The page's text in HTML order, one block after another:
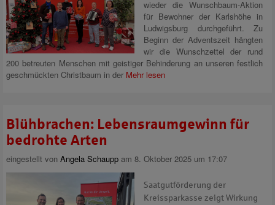
wieder die Wunschbaum‑Aktion
für Bewohner der Karlshöhe in
Ludwigsburg durchgeführt. Zu
Beginn der Adventszeit hängten
wir die Wunschzettel der rund
200 betreuten Menschen mit geistiger Behinderung an unseren festlich
geschmückten Christbaum in der Mehr lesen
Blühbrachen: Lebensraumgewinn für
bedrohte Arten
eingestellt von Angela Schaupp am 8. Oktober 2025 um 17:07
Saatgutförderung der
Kreissparkasse zeigt Wirkung